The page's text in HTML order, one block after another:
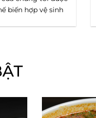
biến hợp vệ sinh